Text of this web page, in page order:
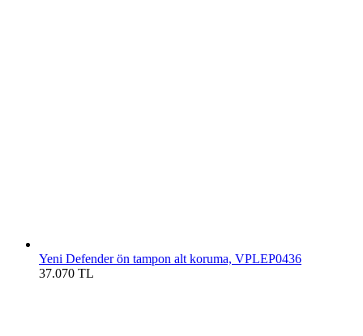
Yeni Defender ön tampon alt koruma, VPLEP0436
37.070 TL